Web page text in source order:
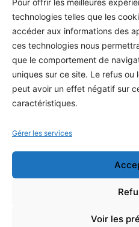
technologies telles que les
accéder aux informations des
ces technologies nous
que le comportement de
uniques sur ce site. Le refus
peut avoir un effet négatif sur
caractéristiques.
Gérer les services
Voir les
S'abonner
À propos
Contact / Support
Mes publications
INFORMATIONS LÉGALES
Conditions générales de vente